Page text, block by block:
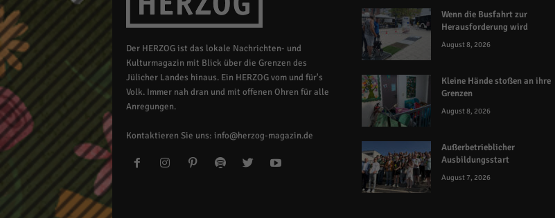
Der HERZOG ist das lokale Nachrichten- und
Kulturmagazin mit Blick über die Grenzen des
Jülicher Landes hinaus. Ein HERZOG vom und für's
Volk. Immer nah dran und mit offenen Ohren für alle
Anregungen.
Kontaktieren Sie uns: info@herzog-magazin.de
Wenn die Busfahrt zur
Herausforderung wird
August 8, 2026
Kleine Hände stoßen an ihre
Grenzen
August 8, 2026
Außerbetrieblicher
Ausbildungsstart
August 7, 2026